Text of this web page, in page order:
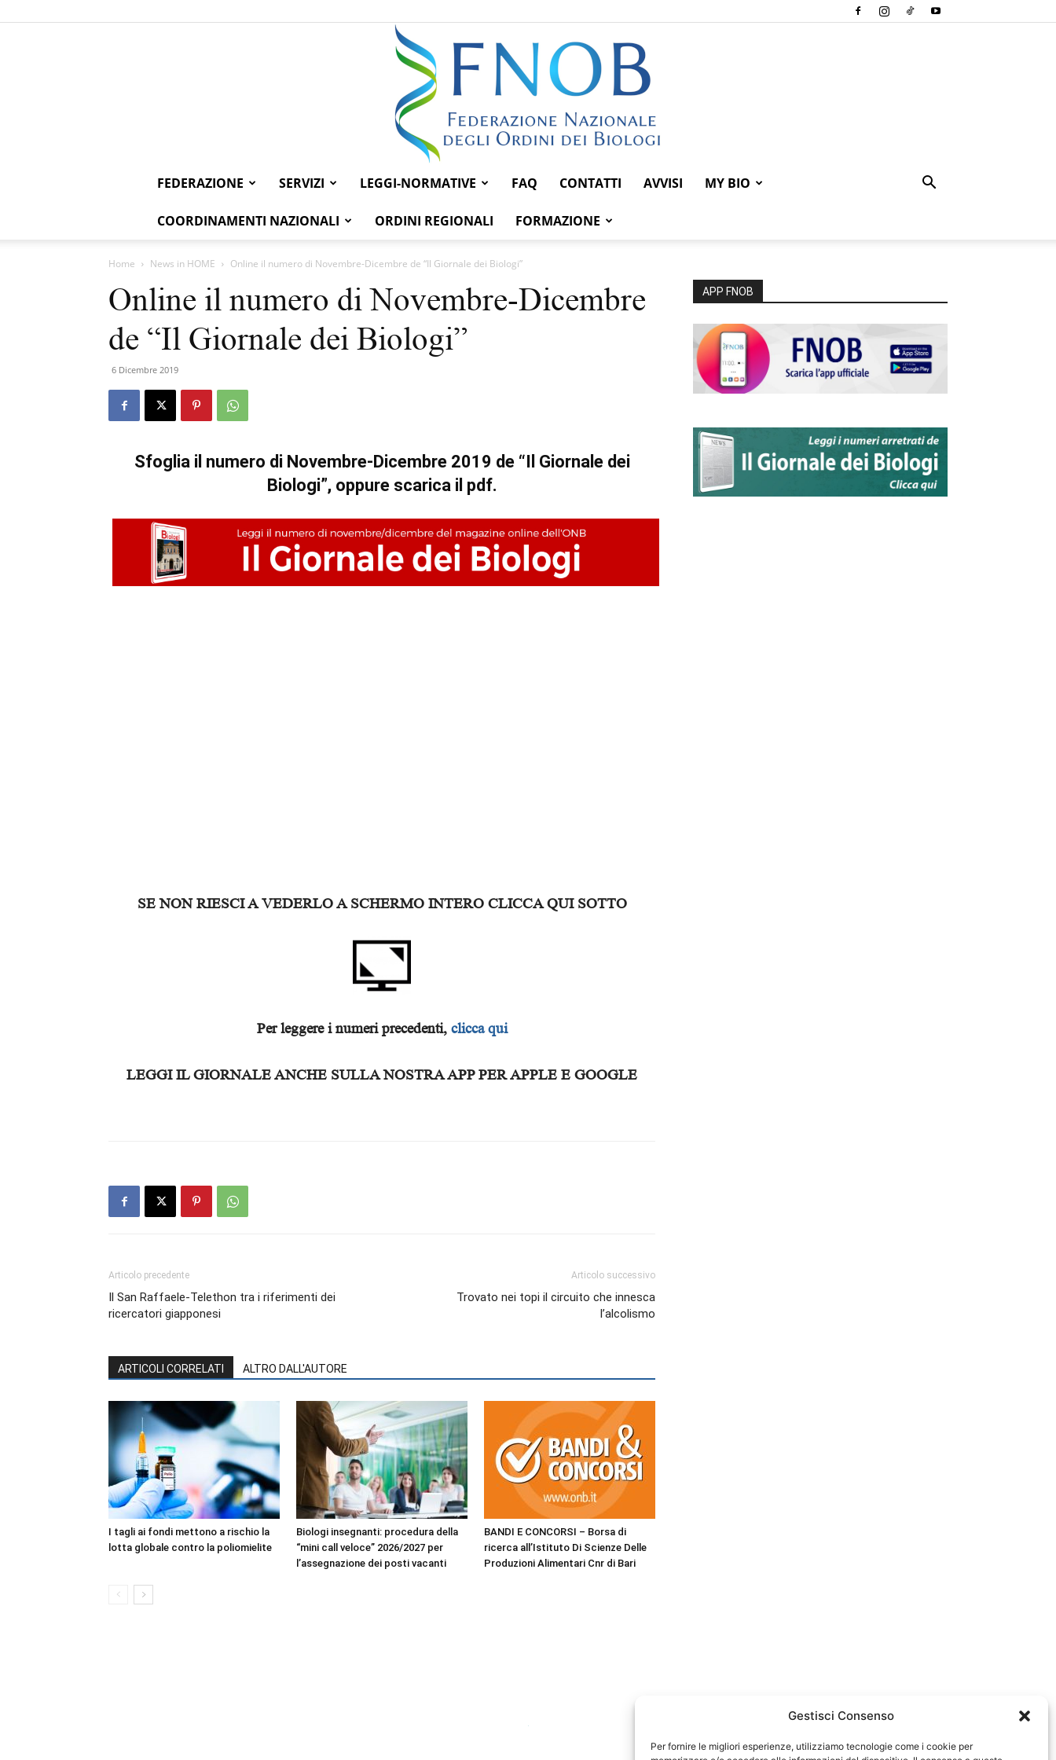
Gestisci Consenso
Per fornire le migliori esperienze, utilizziamo tecnologie come i cookie per
Federazione
Ordini
FEDERAZIONE SERVIZI LEGGI-NORMATIVE FAQ CONTATTI AVVISI MY BIO
COORDINAMENTI NAZIONALI ORDINI REGIONALI FORMAZIONE
Home News in HOME Online il numero di Novembre-Dicembre de “Il Giornale dei Biologi”
Online il numero di Novembre-Dicembre
de “Il Giornale dei Biologi”
6 Dicembre 2019
Sfoglia il numero di Novembre-Dicembre 2019 de “Il Giornale dei
Biologi”, oppure scarica il pdf.
SE NON RIESCI A VEDERLO A SCHERMO INTERO CLICCA QUI SOTTO
Per leggere i numeri precedenti, clicca qui
LEGGI IL GIORNALE ANCHE SULLA NOSTRA APP PER APPLE E GOOGLE
Articolo precedente
Il San Raffaele-Telethon tra i riferimenti dei
ricercatori giapponesi
Articolo successivo
Trovato nei topi il circuito che innesca
l’alcolismo
ARTICOLI CORRELATI ALTRO DALL'AUTORE
I tagli ai fondi mettono a rischio la
lotta globale contro la poliomielite
Biologi insegnanti: procedura della
“mini call veloce” 2026/2027 per
l’assegnazione dei posti vacanti
BANDI E CONCORSI – Borsa di
ricerca all’Istituto Di Scienze Delle
Produzioni Alimentari Cnr di Bari
APP FNOB